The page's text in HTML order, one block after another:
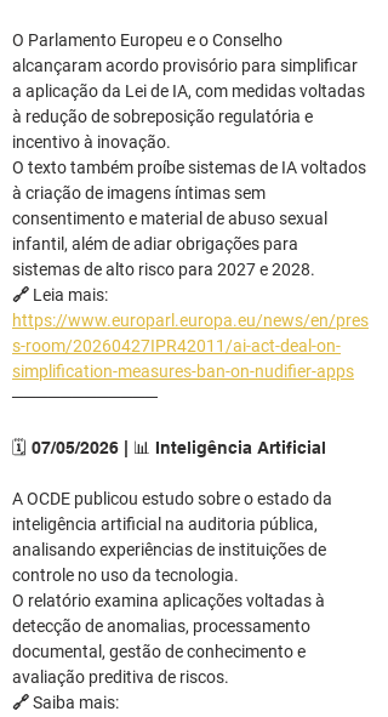
O Parlamento Europeu e o Conselho
alcançaram acordo provisório para simplificar
a aplicação da Lei de IA, com medidas voltadas
à redução de sobreposição regulatória e
incentivo à inovação.
O texto também proíbe sistemas de IA voltados
à criação de imagens íntimas sem
consentimento e material de abuso sexual
infantil, além de adiar obrigações para
sistemas de alto risco para 2027 e 2028.
🔗 Leia mais:
https://www.europarl.europa.eu/news/en/pres
s-room/20260427IPR42011/ai-act-deal-on-
simplification-measures-ban-on-nudifier-apps
────────────
🗓️ 07/05/2026 | 📊 Inteligência Artificial
A OCDE publicou estudo sobre o estado da
inteligência artificial na auditoria pública,
analisando experiências de instituições de
controle no uso da tecnologia.
O relatório examina aplicações voltadas à
detecção de anomalias, processamento
documental, gestão de conhecimento e
avaliação preditiva de riscos.
🔗 Saiba mais: